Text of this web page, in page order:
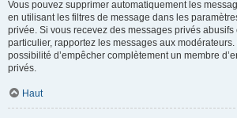
Vous pouvez supprimer automatiquement les
en utilisant les filtres de message dans les
privée. Si vous recevez des messages privés abusifs
particulier, rapportez les messages aux
possibilité d’empêcher complètement un membre
privés.
Haut